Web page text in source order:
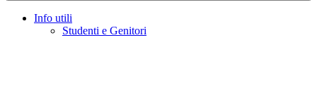
Info utili
Studenti e Genitori